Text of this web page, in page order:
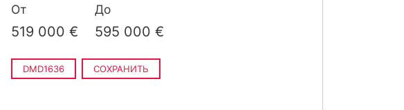
От
519 000 €
До
595 000 €
DMD1636 СОХРАНИТЬ